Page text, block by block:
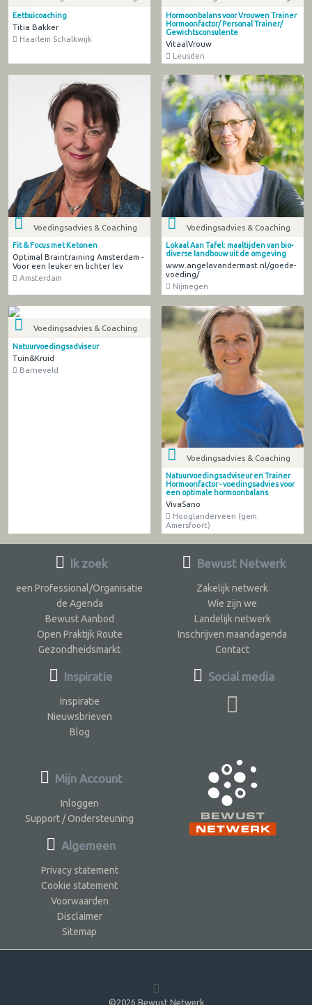
Eetbuicoaching
Titia Bakker
Haarlem Schalkwijk
Hormoonbalans voor Vrouwen Trainer
Hormoonfactor/ Personal Trainer/
Gewichtsconsulente
VitaalVrouw
Leusden
Voedingsadvies & Coaching
Fit & Focus met Ketonen
Optimal Braintraining Amsterdam -
Voor een leuker en lichter lev
Amsterdam
Voedingsadvies & Coaching
Lokaal Aan Tafel: maaltijden van bio-
diverse landbouw uit de omgeving
www.angelavandermast.nl/goede-
voeding/
Nijmegen
Voedingsadvies & Coaching
Natuurvoedingsadviseur
Tuin&Kruid
Barneveld
Voedingsadvies & Coaching
Natuurvoedingsadviseur en Trainer
Hormoonfactor - voedingsadvies voor
een optimale hormoonbalans
VivaSano
Hooglanderveen (gem.
Amersfoort)
Ik zoek
een Professional/Organisatie
de Agenda
Bewust Aanbod
Open Praktijk Route
Gezondheidsmarkt
Inspiratie
Inspiratie
Nieuwsbrieven
Blog
Bewust Netwerk
Zakelijk netwerk
Wie zijn we
Landelijk netwerk
Inschrijven maandagenda
Contact
Social media
Mijn Account
Inloggen
Support / Ondersteuning
Algemeen
Privacy statement
Cookie statement
Voorwaarden
Disclaimer
Sitemap
©2026 Bewust Netwerk